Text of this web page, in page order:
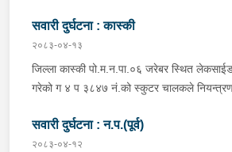
भइरहेको ।
जिल्ला गोरखा सहिदलखन गा.पा.१ बक्राङ बस्ने वर्ष
सवार वर्ष २७ को शंकर बिश्वकर्मा, शंकर वि.क को
विश्वकर्मा, बस चालक जिल्ला गोरखा पालुङटार
मिलन गुरुङ. गोरखा न.पा.१३ देउराली बस्ने वर्ष ४२
पठाएको ।
सवारी दुर्घटना : कास्की
२०८३-०४-१३
जिल्ला कास्की पो.म.न.पा.०६ जरेबर स्थित
गरेको ग ४ प ३८४७ नं.को स्कुटर चालकले नियन्त्रण
अर्चलबोट बस्ने बर्ष २४ कि शान्ति नेपाली घाईते भई
अस्पताल पठाइएको ।
सवारी दुर्घटना : न.प.(पूर्व)
२०८३-०४-१२